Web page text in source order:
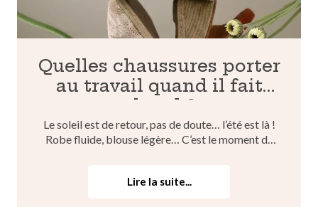
Quelles chaussures porter
au travail quand il fait
chaud ?
Le soleil est de retour, pas de doute… l’été est là !
Robe fluide, blouse légère… C’est le moment de
quand il fait chaud ? Découvrez dans cet articl...
Lire la suite...